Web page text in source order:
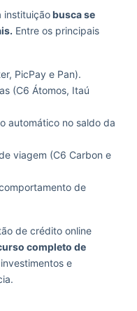
instituiçãobusca se
Entre os principais
PicPay e Pan).
(C6 Átomos, Itaú
automático no saldo da
viagem (C6 Carbon e
de
de crédito online
completo de
e